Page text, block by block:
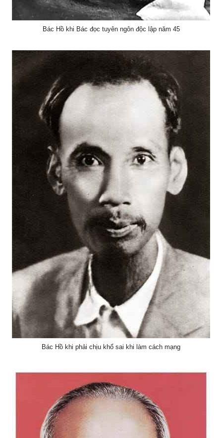
Bác Hồ khi Bác đọc tuyên ngôn độc lập năm 45
Bác Hồ khi phải chịu khổ sai khi làm cách mạng